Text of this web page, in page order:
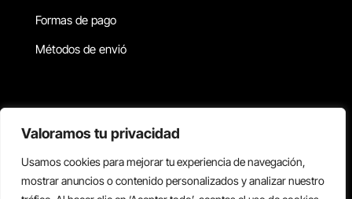
Valoramos tu privacidad
Usamos cookies para mejorar tu experiencia de navegación,
mostrar anuncios o contenido personalizados y analizar nuestro
Formas de pago
Métodos de envió
Copyright © 2026 Reisix. Todos los derechos reservados.